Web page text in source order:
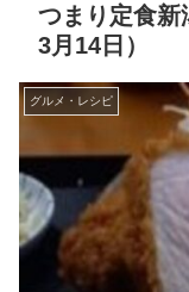
つまり定食新
3月14日）
グルメ・レシピ